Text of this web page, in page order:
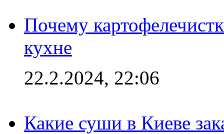
Почему
кухне
22.2.2024, 22:06
Какие суши в Киеве